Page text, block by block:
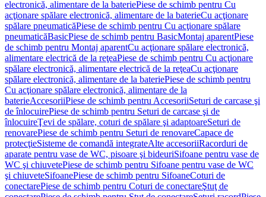
electronică, alimentare de la bateriePiese de schimb pentru Cu
acţionare spălare electronică, alimentare de la baterieCu acţionare
spălare pneumaticăPiese de schimb pentru Cu acţionare spălare
pneumaticăBasicPiese de schimb pentru BasicMontaj aparentPiese
de schimb pentru Montaj aparentCu acţionare spălare electronică,
alimentare electrică de la reţeaPiese de schimb pentru Cu acţionare
spălare electronică, alimentare electrică de la reţeaCu acţionare
spălare electronică, alimentare de la bateriePiese de schimb pentru
Cu acţionare spălare electronică, alimentare de la
baterieAccesoriiPiese de schimb pentru AccesoriiSeturi de carcase şi
de înlocuirePiese de schimb pentru Seturi de carcase şi de
înlocuireŢevi de spălare, coturi de spălare şi adaptoareSeturi de
renovarePiese de schimb pentru Seturi de renovareCapace de
protecţieSisteme de comandă integrateAlte accesoriiRacorduri de
aparate pentru vase de WC, pisoare şi bideuriSifoane pentru vase de
WC şi chiuvetePiese de schimb pentru Sifoane pentru vase de WC
şi chiuveteSifoanePiese de schimb pentru SifoaneCoturi de
conectarePiese de schimb pentru Coturi de conectareŞtuţ de